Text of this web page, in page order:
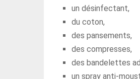
un désinfectant,
du coton,
des pansements,
des compresses,
des bandelettes
un spray anti-